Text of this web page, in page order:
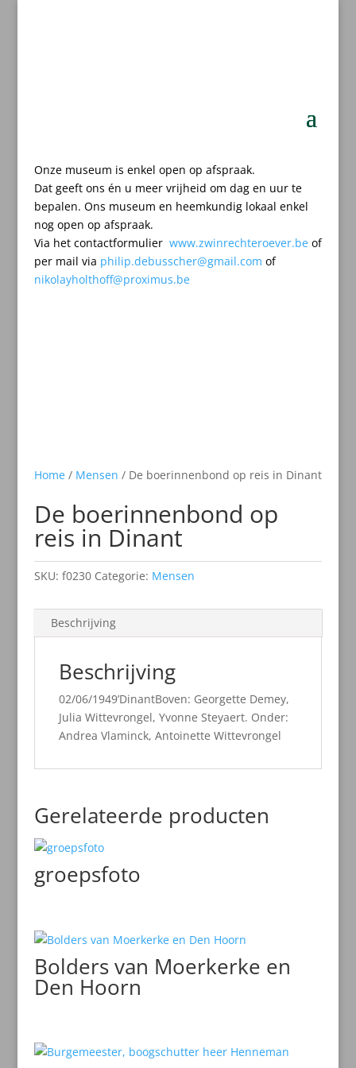
Onze museum is enkel open op afspraak.
Dat geeft ons én u meer vrijheid om dag en uur te
bepalen. Ons museum en heemkundig lokaal enkel
nog open op afspraak.
Via het contactformulier www.zwinrechteroever.be of
per mail via philip.debusscher@gmail.com of
nikolayholthoff@proximus.be
Home/ Mensen / De boerinnenbond op reis in Dinant
De boerinnenbond op
reis in Dinant
SKU: f0230 Categorie: Mensen
Beschrijving
Beschrijving
02/06/1949’DinantBoven: Georgette Demey,
Julia Wittevrongel, Yvonne Steyaert. Onder:
Andrea Vlaminck, Antoinette Wittevrongel
Gerelateerde producten
groepsfoto
Bolders van Moerkerke en
Den Hoorn